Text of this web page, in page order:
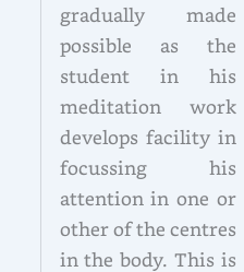
gradually made
possible as the
student in his
meditation work
develops facility in
focussing his
attention in one or
other of the centres
in the body. This is